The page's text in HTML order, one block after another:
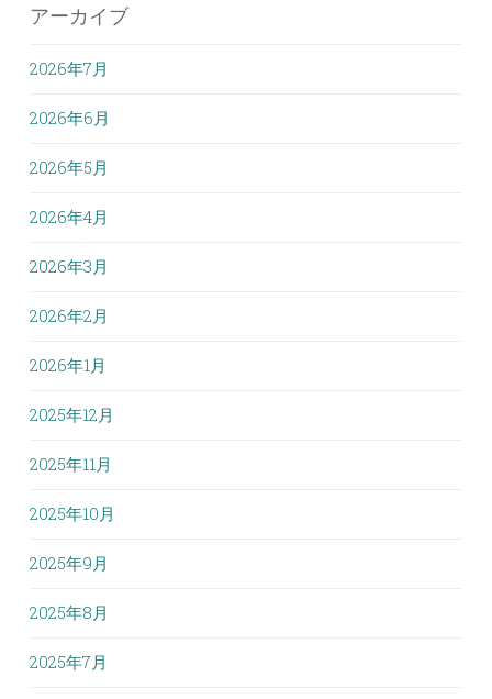
アーカイブ
2026年7月
2026年6月
2026年5月
2026年4月
2026年3月
2026年2月
2026年1月
2025年12月
2025年11月
2025年10月
2025年9月
2025年8月
2025年7月